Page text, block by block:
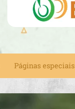
Páginas especiais